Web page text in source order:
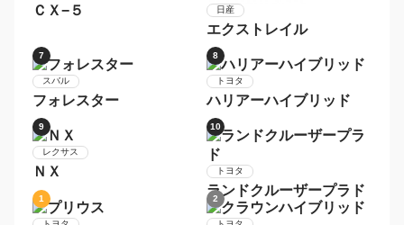
マツダ
日産
エクストレイル
7
フォレスター
8
トヨタ
ハリアーハイブリッド